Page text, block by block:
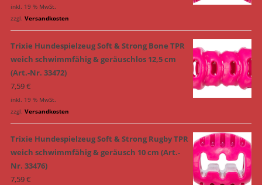
inkl. 19 % MwSt.
zzgl. Versandkosten
Trixie Hundespielzeug Soft & Strong Bone TPR
weich schwimmfähig & geräuschlos 12,5 cm
(Art.-Nr. 33472)
7,59€
inkl. 19 % MwSt.
zzgl. Versandkosten
Trixie Hundespielzeug Soft & Strong Rugby TPR
weich schwimmfähig & geräusch 10 cm (Art.-
Nr. 33476)
7,59€